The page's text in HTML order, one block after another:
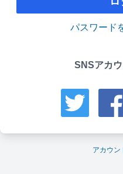
パスワード
SNSアカ
アカウン